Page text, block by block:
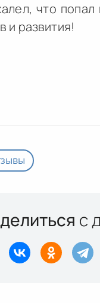
что
и развития!
с